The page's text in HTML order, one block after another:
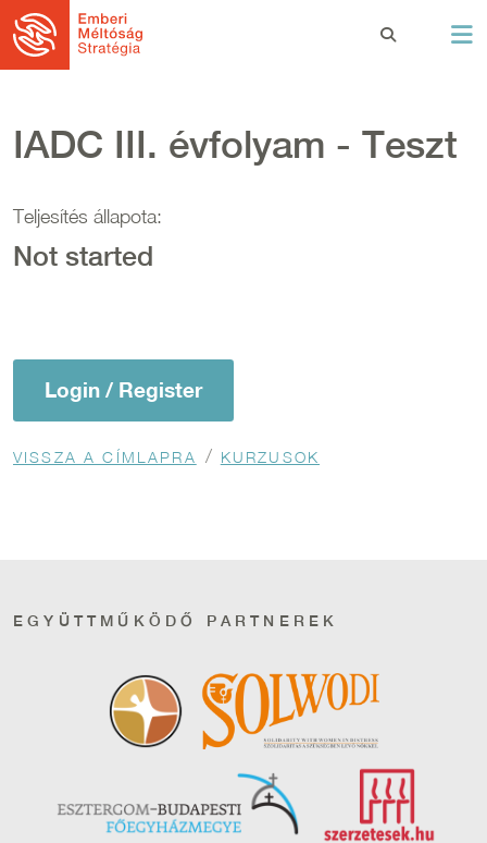
Ugrás a tartalomra
IADC III. évfolyam - Teszt
Teljesítés állapota:
Not started
Login / Register
Morzsa
VISSZA A CÍMLAPRA KURZUSOK
EGYÜTTMŰKÖDŐ PARTNEREK